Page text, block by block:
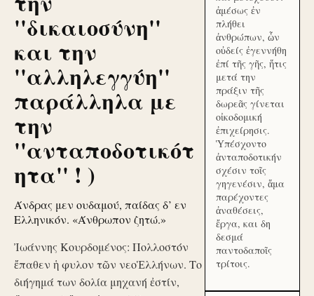
''δικαιοσύνη''
και την
''αλληλεγγύη''
παράλληλα με
την
''ανταποδοτικότ
ητα'' ! )
Άνδρας μεν ουδαμού, παίδας δ’ εν
Ελληνικόν. «Άνθρωπον ζητώ.»
Ἰωάννης Κουρδομένος: Πολλοστόν
ἔπαθεν ἡ φυλον τῶν νεοἙλλήνων. Το
διήγημά των δολία μηχανή ἐστίν,
ἀμέσως ἐν
πλήθει
ἀνθρώπων, ὧν
οὐδείς ἐγεννήθη
ἐπί τῆς γῆς, ἥτις
μετά την
πράξιν τῆς
δωρεᾶς γίνεται
οἰκοδομική
ἐπιχείρησις.
Ὑπέσχοντο
ἀνταποδοτικήν
σχέσιν τοῖς
γηγενέσιν, ἅμα
παρέχοντες
ἀναθέσεις,
ἔργα, και δη
δεσμά
παντοδαποῖς
τρίτοις.